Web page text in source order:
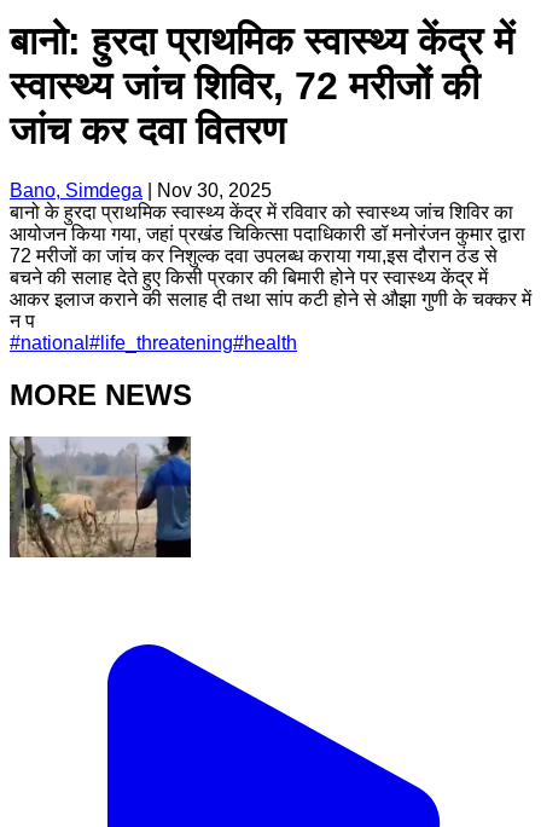
बानो: हुरदा प्राथमिक स्वास्थ्य केंद्र में
स्वास्थ्य जांच शिविर, 72 मरीजों की
जांच कर दवा वितरण
Bano, Simdega
Nov 30, 2025
बानो के हुरदा प्राथमिक स्वास्थ्य केंद्र में रविवार को स्वास्थ्य जांच शिविर का
आयोजन किया गया, जहां प्रखंड चिकित्सा पदाधिकारी डॉ मनोरंजन कुमार द्वारा
72 मरीजों का जांच कर निशुल्क दवा उपलब्ध कराया गया,इस दौरान ठंड से
बचने की सलाह देते हुए किसी प्रकार की बिमारी होने पर स्वास्थ्य केंद्र में
आकर इलाज कराने की सलाह दी तथा सांप कटी होने से औझा गुणी के चक्कर में
न प
#national # life_threatening#health
MORE NEWS